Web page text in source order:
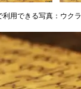
利用できる写真：ウク